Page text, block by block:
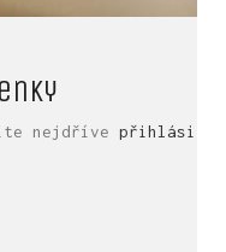
nejdříve přihlásit